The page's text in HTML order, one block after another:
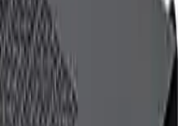
yüksek performans,
Kurumsal çözümlerden dijital
ile, teknolojik altyapınızı
tercihtir. Kompakt yapısı ve
endüstriyel
kullanılabilir. Her
sunan bu ürün, uzun vadeli